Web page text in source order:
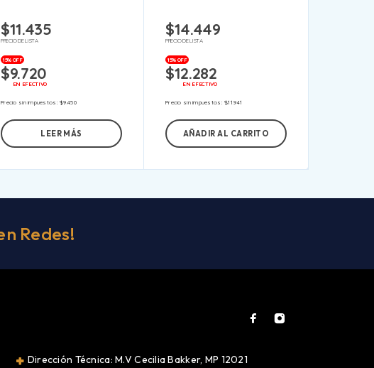
$11.435
PRECIO DE LISTA
15% OFF
$9.720
EN EFECTIVO
Precio sin impuestos:$9.450
LEER MÁS
$14.449
PRECIO DE LISTA
15% OFF
$12.282
EN EFECTIVO
Precio sin impuestos:$11.941
AÑADIR AL CARRITO
Redes!
Dirección Técnica: M.V Cecilia Bakker, MP 12021